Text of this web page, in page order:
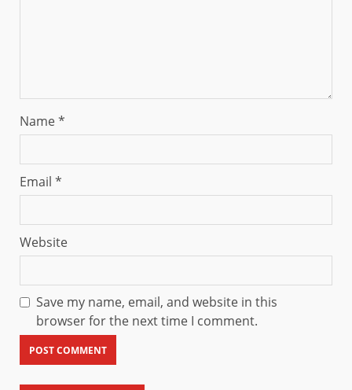
Name*
Email *
Website
Save my name, email, and website in this
browser for the next time I comment.